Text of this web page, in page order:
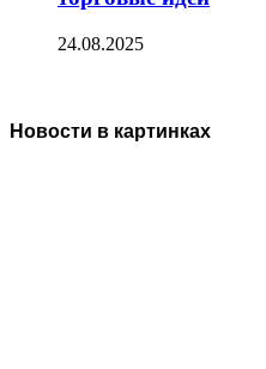
24.08.2025
Новости в картинках